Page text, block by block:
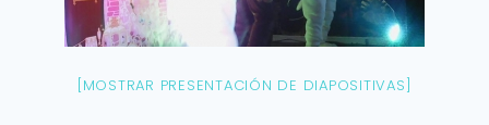
[MOSTRAR PRESENTACIÓN DE DIAPOSITIVAS]